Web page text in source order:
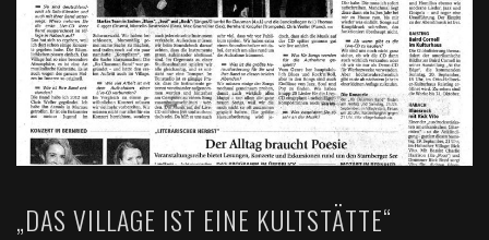
„DAS VILLAGE IST EINE KULTSTÄTTE“